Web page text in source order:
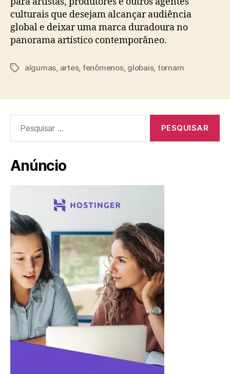
culturais que desejam alcançar audiência
global e deixar uma marca duradoura no
panorama artístico contemporâneo.
Tagsalgumas, artes, fenômenos, globais, tornam
por:
Anúncio